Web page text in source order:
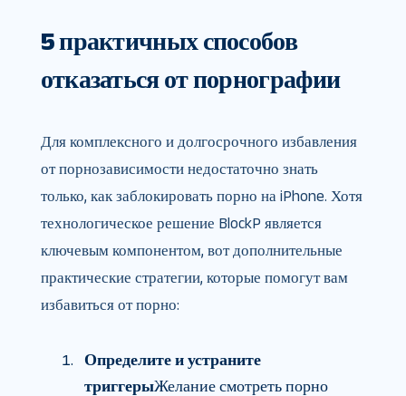
5 практичных способов
отказаться от порнографии
Для комплексного и долгосрочного избавления
от порнозависимости недостаточно знать
только, как заблокировать порно на iPhone. Хотя
технологическое решение BlockP является
ключевым компонентом, вот дополнительные
практические стратегии, которые помогут вам
избавиться от порно:
Определите и устраните
триггерыЖелание смотреть порно